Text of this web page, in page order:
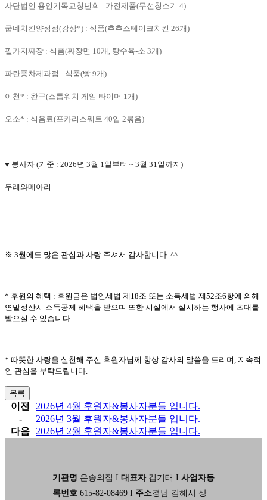
사단법인 용인기독교청년회 : 가전제품(무선청소기 4)
굽네치킨양정점(강상*) : 식품(추추스테이크치킨 26개)
필가지짜장 : 식품(짜장면 10개, 탕수육-소 3개)
파란풍차제과점 : 식품(빵 9개)
이천* : 완구(스톱워치 게임 타이머 1개)
오소* : 식음료(포카리스웨트 40입 2묶음)
♥ 봉사자 (기준 : 2026년 3월 1일부터 ~ 3월 31일까지)
두레와메아리
※ 3월에도 많은 관심과 사랑 주셔서 감사합니다 . ^^
* 후원의 혜택 : 후원금은 법인세법 제 18조 또는 소득세법 제52조6항에 의해
연말정산시 소득공제 혜택을 받으며 또한 시설에서 실시하는 행사에 초대를
받으실 수 있습니다
* 따뜻한 사랑을 실천해 주신 후원자님께 항상 감사의 말씀을 드리며 지속적
인 관심을 부탁드립니다
목록
이전
2026년 4월 후원자&봉사자분들 입니다.
-
2026년 3월 후원자&봉사자분들 입니다.
다음
2026년 2월 후원자&봉사자분들 입니다.
기관명 은송의집 I 대표자김기태 I 사업자등
록번호 615-82-08469 I 주소경남 김해시 상